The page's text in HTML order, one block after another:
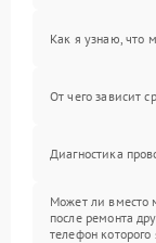
Как я узнаю, что
От чего зависит
Диагностика
Может ли вместо
после ремонта
телефон